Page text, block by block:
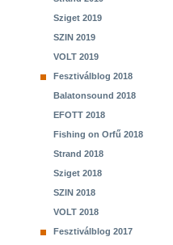
Sziget 2019
SZIN 2019
VOLT 2019
Fesztiválblog 2018
Balatonsound 2018
EFOTT 2018
Fishing on Orfű 2018
Strand 2018
Sziget 2018
SZIN 2018
VOLT 2018
Fesztiválblog 2017